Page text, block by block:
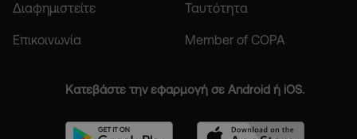
Διαφημιστείτε Ταυτότητα
Επικοινωνία Member of COPA
Κατεβάστε την εφαρμογή σε Android ή iOS.